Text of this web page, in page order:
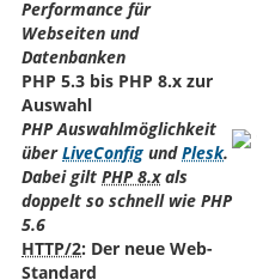
Performance für
Webseiten und
Datenbanken
PHP 5.3 bis PHP 8.x zur
Auswahl
PHP Auswahlmöglichkeit
überLiveConfig undPlesk.
Dabei gilt PHP 8.xals
doppelt so schnell wie PHP
5.6
HTTP/2: Der neue Web-
Standard